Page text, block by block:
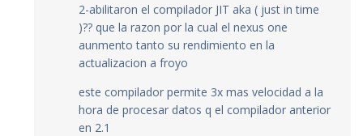
2-abilitaron el compilador JIT aka ( just in time
)?? que la razon por la cual el nexus one
aunmento tanto su rendimiento en la
actualizacion a froyo
este compilador permite 3x mas velocidad a la
hora de procesar datos q el compilador anterior
en 2.1